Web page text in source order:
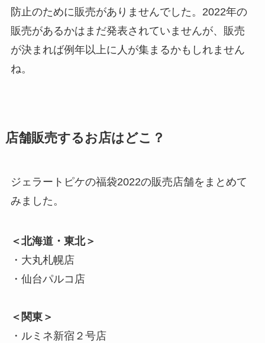
防止のために販売がありませんでした。2022年の
販売があるかはまだ発表されていませんが、販売
が決まれば例年以上に人が集まるかもしれません
ね。
店舗販売するお店はどこ？
ジェラートピケの福袋2022の販売店舗をまとめて
みました。
＜北海道・東北＞
・大丸札幌店
・仙台パルコ店
＜関東＞
・ルミネ新宿２号店